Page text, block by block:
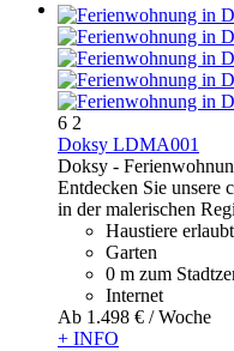
6 2
Doksy LDMA001
Doksy -
Entdecken Sie unsere
in der malerischen
Haustiere erlaubt
Garten
0 m zum
Internet
Ab 1.498 € / Woche
+ INFO